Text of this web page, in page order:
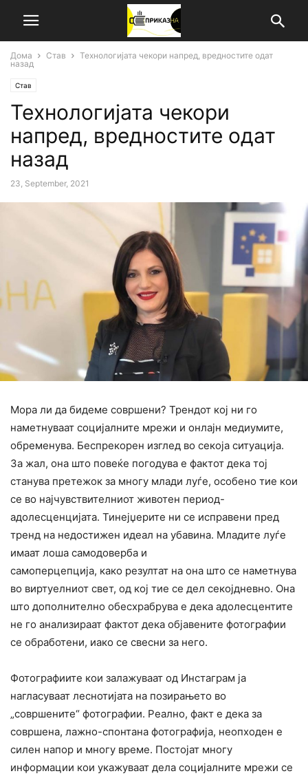
Дома Став
Технологијата чекори напред, вредностите одат
назад
Став
Технологијата чекори
напред, вредностите одат
назад
23, September, 2021
Мора ли да бидеме совршени? Трендот кој ни го
наметнуваат социјалните мрежи и онлајн медиумите,
обременува. Беспрекорен изглед во секоја ситуација.
За жал, она што повеќе погодува е фактот дека тој
станува претежок за многу млади луѓе, особено тие кои
се во најчувствителниот животен период-
адолесценцијата. Тинејџерите ни се исправени пред
тренд на недостижен идеал на убавина. Младите луѓе
имаат лоша самодоверба и
самоперцепција, како резултат на она што се наметнува
во виртуелниот свет, од кој тие се дел секојдневно. Она
што дополнително обесхрабрува е дека адолесцентите
не го анализираат фактот дека објавените фотографии
се обработени, иако се свесни за него.
Фотографиите кои залажуваат од Инстаграм ја
нагласуваат леснотијата на позирањето во
„совршените“ фотографии. Реално, факт е дека за
совршена, лажно-спонтана фотографија, неопходен е
силен напор и многу време. Постојат многу
информации кои укажуваат дела социјалните мрежи се